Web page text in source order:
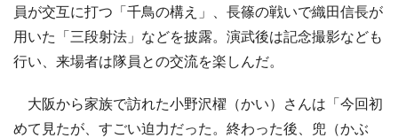
員が交互に打つ「千鳥の構え」、長篠の戦いで織田信長が
用いた「三段射法」などを披露。演武後は記念撮影なども
行い、来場者は隊員との交流を楽しんだ。
大阪から家族で訪れた小野沢櫂（かい）さんは「今回初
めて見たが、すごい迫力だった。終わった後、兜（かぶ